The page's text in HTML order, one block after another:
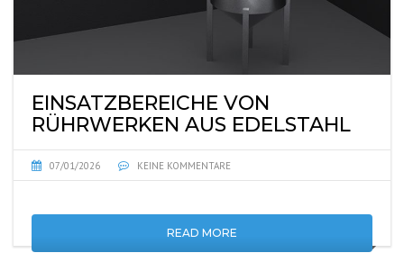
EINSATZBEREICHE VON
RÜHRWERKEN AUS EDELSTAHL
07/01/2026 KEINE KOMMENTARE
READ MORE